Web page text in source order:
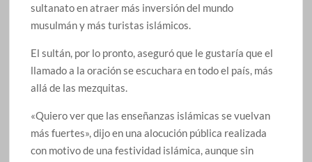
sultanato en atraer más inversión del mundo
musulmán y más turistas islámicos.
El sultán, por lo pronto, aseguró que le gustaría que el
llamado a la oración se escuchara en todo el país, más
allá de las mezquitas.
«Quiero ver que las enseñanzas islámicas se vuelvan
más fuertes», dijo en una alocución pública realizada
con motivo de una festividad islámica, aunque sin